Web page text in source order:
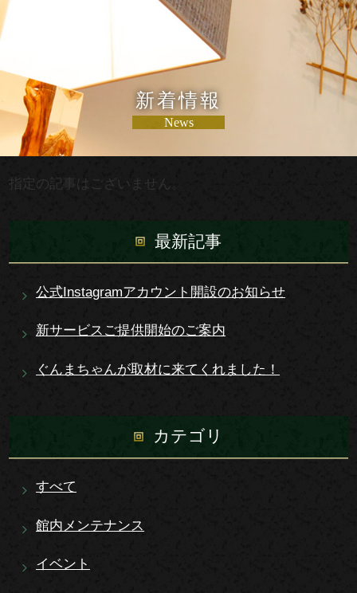
新着情報
News
指定の記事はございません。
最新記事
公式Instagramアカウント開設のお知らせ
新サービスご提供開始のご案内
ぐんまちゃんが取材に来てくれました！
カテゴリ
すべて
館内メンテナンス
イベント